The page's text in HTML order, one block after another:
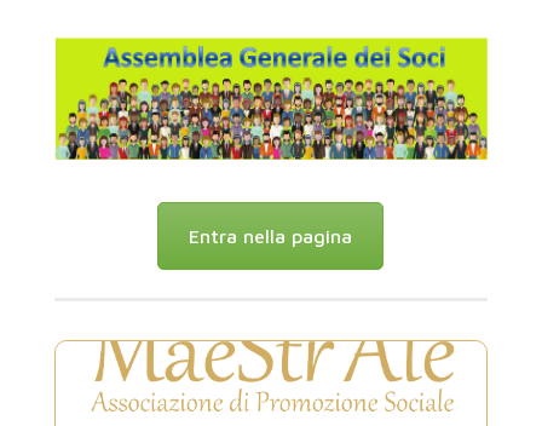
Entra nella pagina